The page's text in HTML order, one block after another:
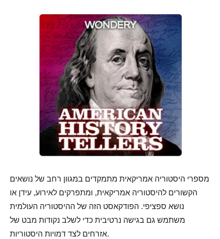
מספרי היסטוריה אמריקאית מתמקדים במגוון רחב של נושאים
הקשורים להיסטוריה אמריקאית, ומתפרקים לאירוע, עידן או
נושא ספציפי. הפודקאסט הזה של ההיסטוריה העולמית
משתמש גם בגישה נרטיבית כדי לשלב נקודות מבט של
אזרחים לצד דמויות היסטוריות.